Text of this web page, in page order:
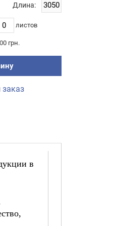
Длина:
листов
грн.
в